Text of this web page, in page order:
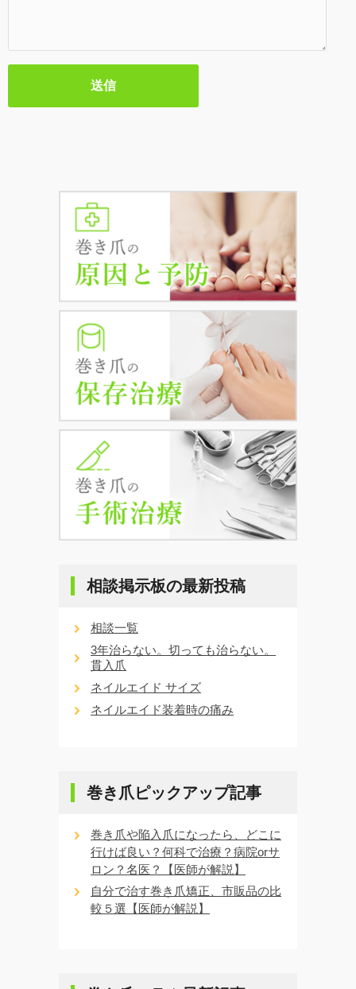
相談掲示板の最新投稿
相談一覧
3年治らない。切っても治らない。
貫入爪
ネイルエイド サイズ
ネイルエイド装着時の痛み
巻き爪ピックアップ記事
巻き爪や陥入爪になったら、どこに
行けば良い？何科で治療？病院orサ
ロン？名医？【医師が解説】
自分で治す巻き爪矯正、市販品の比
較５選【医師が解説】